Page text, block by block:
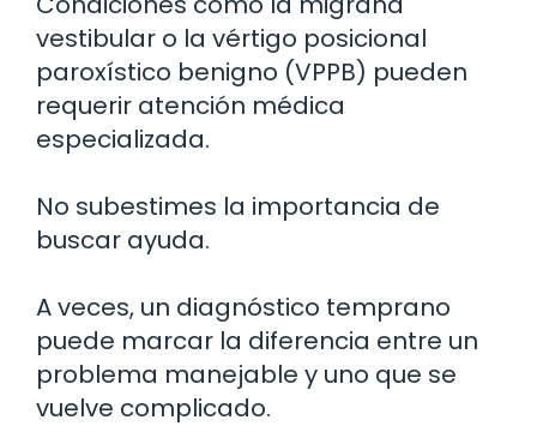
vestibular o la vértigo posicional
paroxístico benigno (VPPB) pueden
requerir atención médica
especializada.
No subestimes la importancia de
buscar ayuda.
A veces, un diagnóstico temprano
puede marcar la diferencia entre un
problema manejable y uno que se
vuelve complicado.